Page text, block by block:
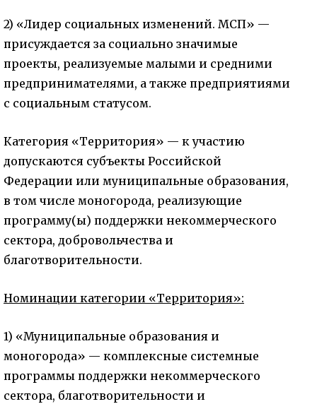
2) «Лидер социальных изменений. МСП» —
присуждается за социально значимые
проекты, реализуемые малыми и средними
предпринимателями, а также предприятиями
с социальным статусом.
Категория «Территория» — к участию
допускаются субъекты Российской
Федерации или муниципальные образования,
в том числе моногорода, реализующие
программу(ы) поддержки некоммерческого
сектора, добровольчества и
благотворительности.
Номинации категории «Территория»:
1) «Муниципальные образования и
моногорода» — комплексные системные
программы поддержки некоммерческого
сектора, благотворительности и